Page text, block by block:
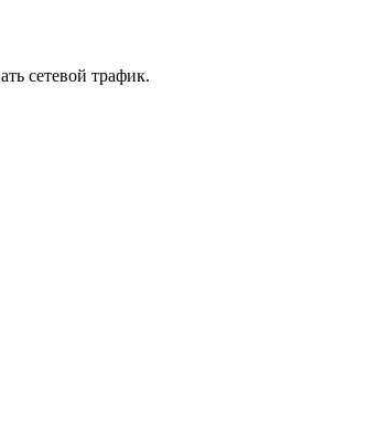
сетевой трафик.